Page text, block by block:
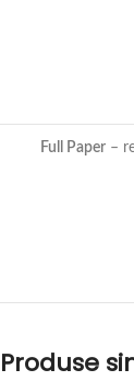
Full Paper –
Produse